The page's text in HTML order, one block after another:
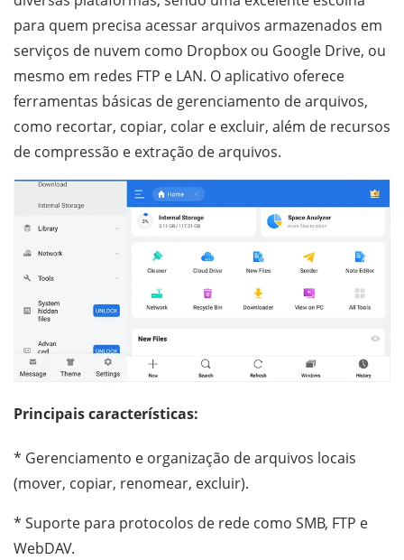
para quem precisa acessar arquivos armazenados em
serviços de nuvem como Dropbox ou Google Drive, ou
mesmo em redes FTP e LAN. O aplicativo oferece
ferramentas básicas de gerenciamento de arquivos,
como recortar, copiar, colar e excluir, além de recursos
de compressão e extração de arquivos.
Principais características:
* Gerenciamento e organização de arquivos locais
(mover, copiar, renomear, excluir).
* Suporte para protocolos de rede como SMB, FTP e
WebDAV.